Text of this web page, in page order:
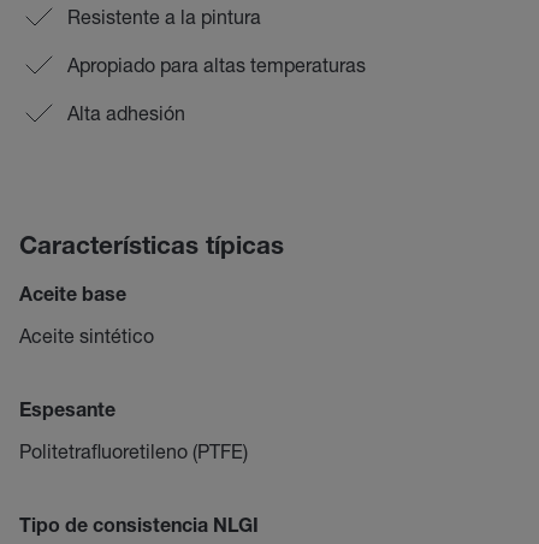
Resistente a la pintura
Apropiado para altas temperaturas
Alta adhesión
Características típicas
Aceite base
Aceite sintético
Espesante
Politetrafluoretileno (PTFE)
Tipo de consistencia NLGI